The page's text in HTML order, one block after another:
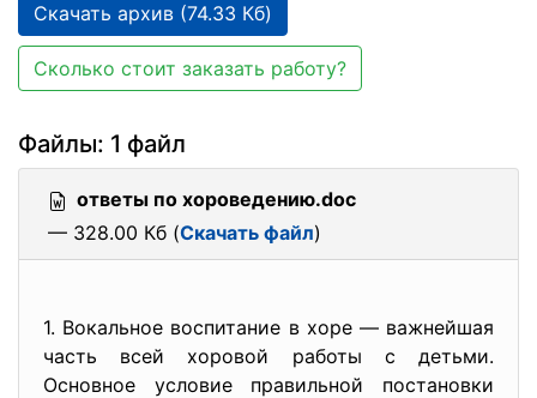
Скачать архив (74.33 Кб)
Сколько стоит заказать работу?
Файлы: 1 файл
ответы по хороведению.doc
— 328.00 Кб (Скачать файл)
1. Вокальное воспитание в хоре — важнейшая
часть всей хоровой работы с детьми.
Основное условие правильной постановки